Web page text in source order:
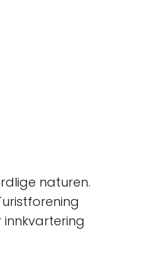
naturen.